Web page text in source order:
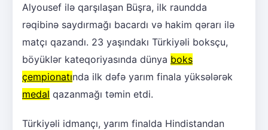
Alyousef ilə qarşılaşan Büşra, ilk raundda
rəqibinə saydırmağı bacardı və hakim qərarı ilə
matçı qazandı. 23 yaşındakı Türkiyəli boksçu,
böyüklər kateqoriyasında dünya boks
çempionatında ilk dəfə yarım finala yüksələrək
medal qazanmağı təmin etdi.
Türkiyəli idmançı, yarım finalda Hindistandan